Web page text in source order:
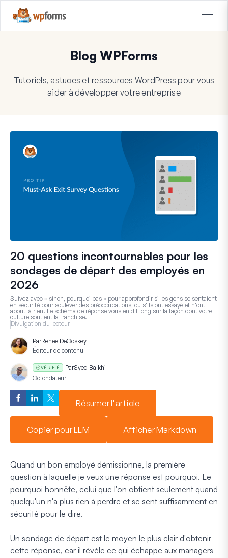
Blog WPForms
Tutoriels, astuces et ressources WordPress pour vous
aider à développer votre entreprise
20 questions incontournables pour les
sondages de départ des employés en
2026
Suivez avec « sinon, pourquoi pas » pour approfondir si les gens se sentaient
en sécurité pour soulever des préoccupations, ou s'ils ont essayé et n'ont
abouti à rien. Le schéma de réponse vous en dit long sur la façon dont votre
culture soutient la franchise.
Divulgation du lecteur
ParRenee DeCoskey
Éditeur de contenu
VÉRIFIÉ ParSyed Balkhi
Cofondateur
Résumer l'article
Copier pour LLM Afficher Markdown
Quand un bon employé démissionne, la première
question à laquelle je veux une réponse est pourquoi. Le
pourquoi honnête, celui que l'on obtient seulement quand
quelqu'un n'a plus rien à perdre et se sent suffisamment en
sécurité pour le dire.
Un sondage de départ est le moyen le plus clair d'obtenir
cette réponse, car il révèle ce qui échappe aux managers